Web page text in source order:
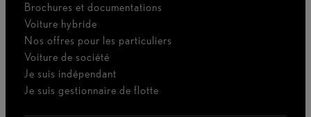
Brochures et documentations
Voiture hybride
Nos offres pour les particuliers
Voiture de société
Je suis indépendant
Je suis gestionnaire de flotte